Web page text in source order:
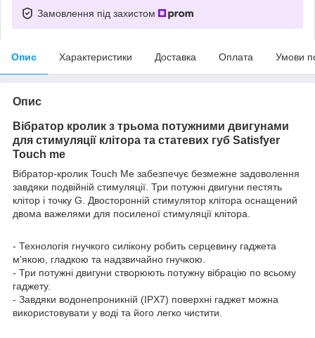
Замовлення під захистом
Опис Характеристики Доставка Оплата Умови
Опис
Вібратор кролик з трьома потужними двигунами
для стимуляції клітора та статевих губ Satisfyer
Touch me
Вібратор-кролик Touch Me забезпечує безмежне задоволення
завдяки подвійній стимуляції. Три потужні двигуни пестять
клітор і точку G. Двосторонній стимулятор клітора оснащений
двома важелями для посиленої стимуляції клітора.
- Технологія гнучкого силікону робить серцевину гаджета
м'якою, гладкою та надзвичайно гнучкою.
- Три потужні двигуни створюють потужну вібрацію по всьому
гаджету.
- Завдяки водонепроникній (IPX7) поверхні гаджет можна
використовувати у воді та його легко чистити.